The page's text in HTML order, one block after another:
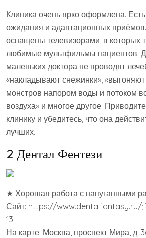
Клиника очень ярко оформлена.
ожидания и адаптационных
оснащены телевизорами, в которых
любимые мультфильмы пациентов.
маленьких доктора не проводят
«накладывают снежинки»,
монстров напором воды и потоком
воздуха» и многое другое.
клинику и убедитесь, что она
лучших.
2 Дентал Фентези
★ Хорошая работа с напуганными
Сайт: https://www.dentalfantasy.ru/;
13
На карте: Москва, проспект Мира, д.